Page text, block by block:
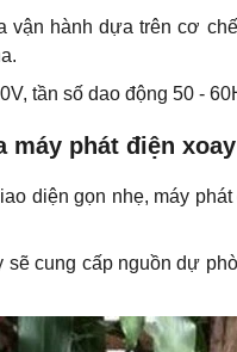
vận hành dựa trên cơ
tần số dao động 50 -
phát điện
diện gọn nhẹ, máy
sẽ cung cấp nguồn dự